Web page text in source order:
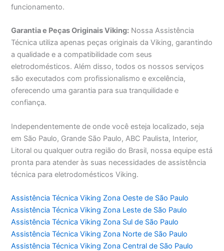
funcionamento.
Garantia e Peças Originais Viking: Nossa Assistência
Técnica utiliza apenas peças originais da Viking, garantindo
a qualidade e a compatibilidade com seus
eletrodomésticos. Além disso, todos os nossos serviços
são executados com profissionalismo e excelência,
oferecendo uma garantia para sua tranquilidade e
confiança.
Independentemente de onde você esteja localizado, seja
em São Paulo, Grande São Paulo, ABC Paulista, Interior,
Litoral ou qualquer outra região do Brasil, nossa equipe está
pronta para atender às suas necessidades de assistência
técnica para eletrodomésticos Viking.
Assistência Técnica Viking Zona Oeste de São Paulo
Assistência Técnica Viking Zona Leste de São Paulo
Assistência Técnica Viking Zona Sul de São Paulo
Assistência Técnica Viking Zona Norte de São Paulo
Assistência Técnica Viking Zona Central de São Paulo